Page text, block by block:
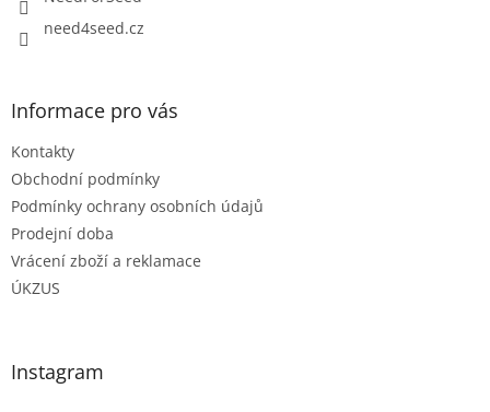
need4seed.cz
Informace pro vás
Kontakty
Obchodní podmínky
Podmínky ochrany osobních údajů
Prodejní doba
Vrácení zboží a reklamace
ÚKZUS
Instagram